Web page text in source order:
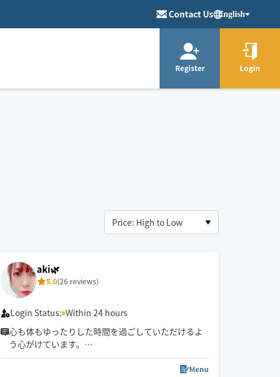
Contact Us English
Register Login
aki🌿
5.0(26 reviews)
Login Status: Within 24 hours
心も体もゆったりした時間を過ごしていただけるよ
う心がけています。
※タイミングにより携帯を確認できない事がござい
ますので、事前にメッセージでお問い合わせ頂ける
Menu